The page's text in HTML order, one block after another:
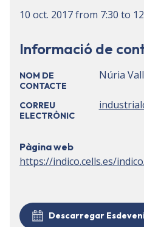
10 oct. 2017from 7:30 to
Informació de
NOM DE
CONTACTE
Núria
CORREU
ELECTRÒNIC
Pàgina web
https://indico.cells.es/
Descarregar